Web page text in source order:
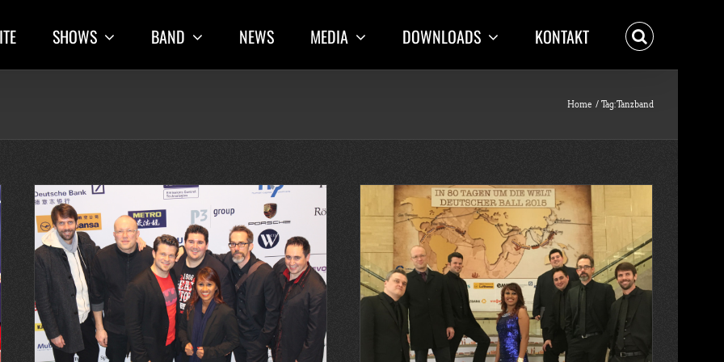
SHOWS BAND NEWS MEDIA DOWNLOADS KONTAKT
Home Tag:Tanzband
Internationale Showband – German Ball – Peking – AHK
Greater China
2015 Latest posts